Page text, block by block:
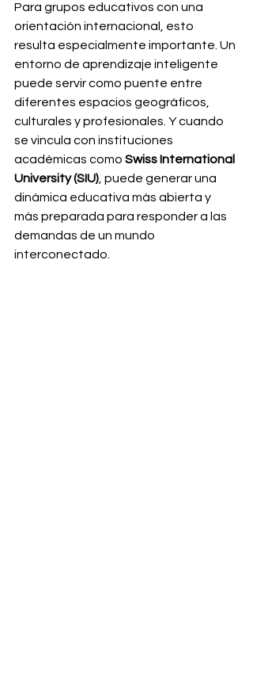
Para grupos educativos con una
orientación internacional, esto
resulta especialmente importante. Un
entorno de aprendizaje inteligente
puede servir como puente entre
diferentes espacios geográficos,
culturales y profesionales. Y cuando
se vincula con instituciones
académicas como Swiss International
University (SIU) , puede generar una
dinámica educativa más abierta y
más preparada para responder a las
demandas de un mundo
interconectado.